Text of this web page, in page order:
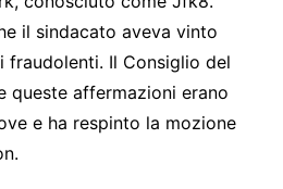
il sindacato aveva vinto
fraudolenti. Il Consiglio del
queste affermazioni erano
e ha respinto la mozione